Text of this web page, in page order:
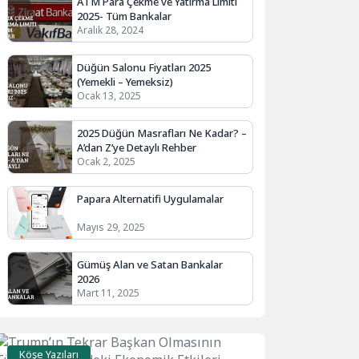
2025- Tüm Bankalar
Aralık 28, 2024
Düğün Salonu Fiyatları 2025
(Yemekli – Yemeksiz)
Ocak 13, 2025
2025 Düğün Masrafları Ne Kadar? –
A’dan Z’ye Detaylı Rehber
Ocak 2, 2025
Papara Alternatifi Uygulamalar
Mayıs 29, 2025
Gümüş Alan ve Satan Bankalar
2026
Mart 11, 2025
Köşe Yazıları